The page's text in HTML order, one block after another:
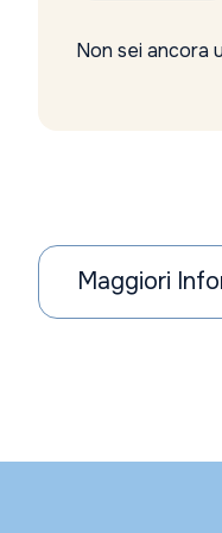
Non sei ancora
Maggiori